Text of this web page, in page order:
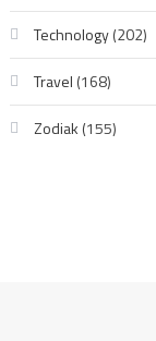
Technology(202)
Travel (168)
Zodiak (155)